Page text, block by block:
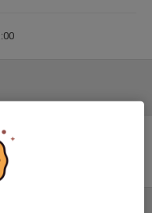
ifylld